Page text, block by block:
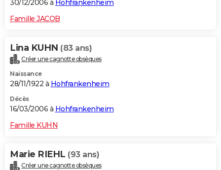
30/12/2006 à Hohfrankenheim
Famille JACOB
Lina KUHN (83 ans)
Créer une cagnotte obsèques
Naissance
28/11/1922 à Hohfrankenheim
Décès
16/03/2006 à Hohfrankenheim
Famille KUHN
Marie RIEHL (93 ans)
Créer une cagnotte obsèques